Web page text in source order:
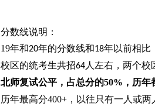
分数线说明：
19年和20年的分数线和18年以前相比
校区的统考生共招64人左右，两个
北师复试公平，占总分的50% ，历年
历年最高分400+ ，以往只有一人或两